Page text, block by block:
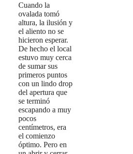
Cuando la
ovalada tomó
altura, la ilusión y
el aliento no se
hicieron esperar.
De hecho el local
estuvo muy cerca
de sumar sus
primeros puntos
con un lindo drop
del apertura que
se terminó
escapando a muy
pocos
centímetros, era
el comienzo
óptimo. Pero en